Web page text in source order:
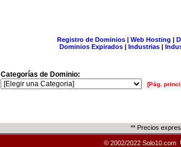
Registro de Dominios| Web Hosting |
Dominios Expirados | Industrias |
Categorías de Dominio:
[Pág.
** Precios
© 2002/2022 Solo10.com